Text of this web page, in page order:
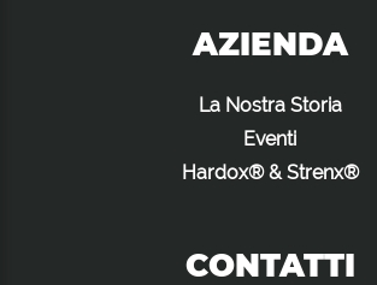
AZIENDA
La Nostra Storia
Eventi
Hardox® & Strenx®
CONTATTI